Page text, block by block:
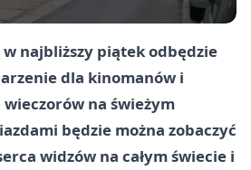
w najbliższy piątek odbędzie
dla kinomanów i
na świeżym
będzie można zobaczyć
widzów na całym świecie i